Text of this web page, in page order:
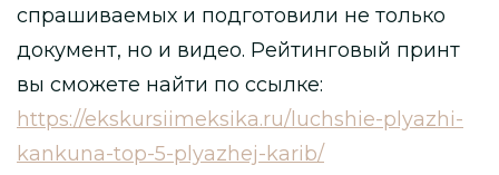
спрашиваемых и подготовили не только
документ, но и видео. Рейтинговый принт
вы сможете найти по ссылке:
https://ekskursiimeksika.ru/luchshie-plyazhi-
kankuna-top-5-plyazhej-karib/